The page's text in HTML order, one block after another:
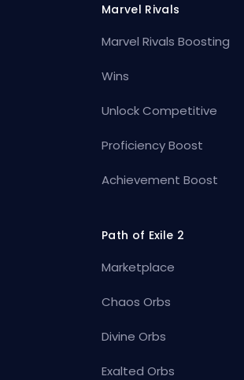
Marvel Rivals
Marvel Rivals Boosting
Wins
Unlock Competitive
Proficiency Boost
Achievement Boost
Path of Exile 2
Marketplace
Chaos Orbs
Divine Orbs
Exalted Orbs